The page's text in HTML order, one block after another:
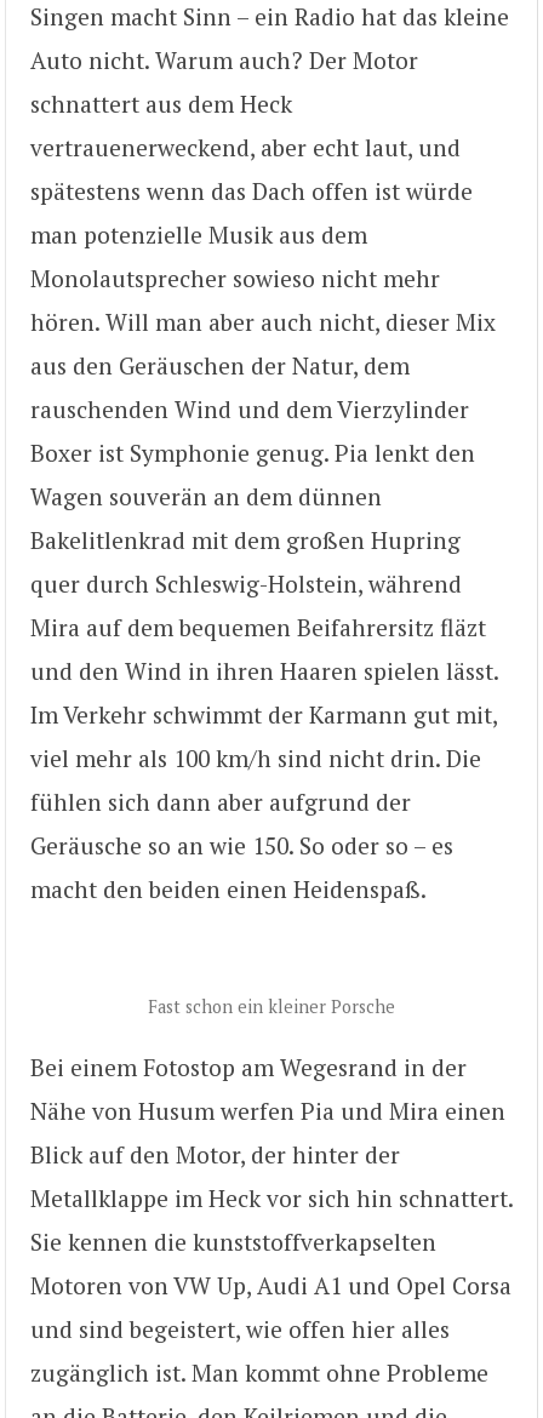
Singen macht Sinn – ein Radio hat das kleine
Auto nicht. Warum auch? Der Motor
schnattert aus dem Heck
vertrauenerweckend, aber echt laut, und
spätestens wenn das Dach offen ist würde
man potenzielle Musik aus dem
Monolautsprecher sowieso nicht mehr
hören. Will man aber auch nicht, dieser Mix
aus den Geräuschen der Natur, dem
rauschenden Wind und dem Vierzylinder
Boxer ist Symphonie genug. Pia lenkt den
Wagen souverän an dem dünnen
Bakelitlenkrad mit dem großen Hupring
quer durch Schleswig-Holstein, während
Mira auf dem bequemen Beifahrersitz fläzt
und den Wind in ihren Haaren spielen lässt.
Im Verkehr schwimmt der Karmann gut mit,
viel mehr als 100 km/h sind nicht drin. Die
fühlen sich dann aber aufgrund der
Geräusche so an wie 150. So oder so – es
macht den beiden einen Heidenspaß.
Fast schon ein kleiner Porsche
Bei einem Fotostop am Wegesrand in der
Nähe von Husum werfen Pia und Mira einen
Blick auf den Motor, der hinter der
Metallklappe im Heck vor sich hin schnattert.
Sie kennen die kunststoffverkapselten
Motoren von VW Up, Audi A1 und Opel Corsa
und sind begeistert, wie offen hier alles
zugänglich ist. Man kommt ohne Probleme